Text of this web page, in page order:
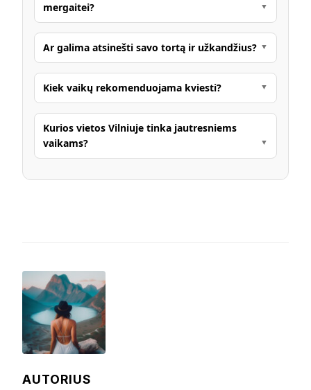
mergaitei?
Ar galima atsinešti savo tortą ir užkandžius?
Kiek vaikų rekomenduojama kviesti?
Kurios vietos Vilniuje tinka jautresniems
vaikams?
AUTORIUS